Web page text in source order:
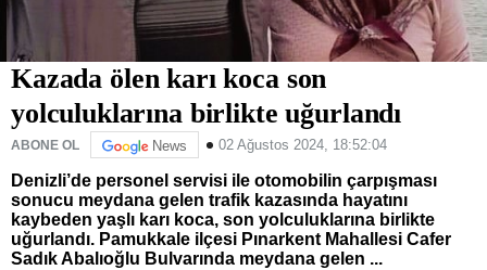
Kazada ölen karı koca son
yolculuklarına birlikte uğurlandı
ABONE OL News 02 Ağustos 2024, 18:52:04
Denizli’de personel servisi ile otomobilin çarpışması
sonucu meydana gelen trafik kazasında hayatını
kaybeden yaşlı karı koca, son yolculuklarına birlikte
uğurlandı. Pamukkale ilçesi Pınarkent Mahallesi Cafer
Sadık Abalıoğlu Bulvarında meydana gelen ...